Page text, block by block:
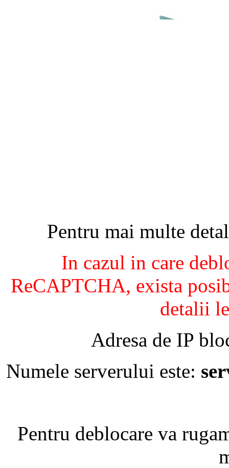
Pentru mai multe
In cazul in care
ReCAPTCHA, exista
detalii
Adresa de IP
Numele serverului este:
Pentru deblocare va